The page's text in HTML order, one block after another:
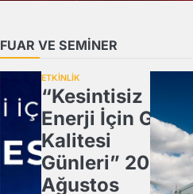
FUAR VE SEMİNER
ETKİNLİK
“Kesintisiz
Enerji İçin Güç
Kalitesi
Günleri” 20
Ağustos